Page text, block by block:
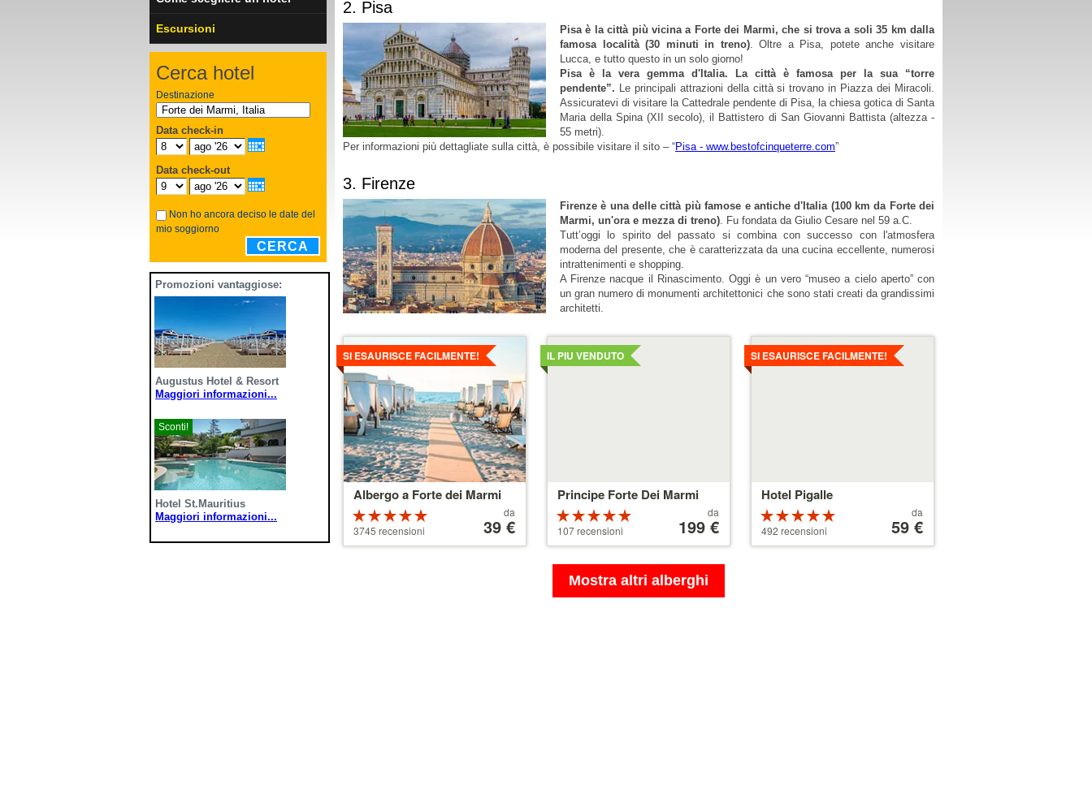
2. Pisa
Pisa è la città più vicina a Forte dei Marmi, che si trova a soli 35 km dalla
famosa località (30 minuti in treno). Oltre a Pisa, potete anche visitare
Lucca, e tutto questo in un solo giorno!
Pisa è la vera gemma d'Italia. La città è famosa per la sua “torre
pendente”. Le principali attrazioni della città si trovano in Piazza dei Miracoli.
Assicuratevi di visitare la Cattedrale pendente di Pisa, la chiesa gotica di Santa
Maria della Spina (XII secolo), il Battistero di San Giovanni Battista (altezza -
55 metri).
Per informazioni più dettagliate sulla città, è possibile visitare il sito – “Pisa - www.bestofcinqueterre.com”
3. Firenze
Firenze è una delle città più famose e antiche d'Italia (100 km da Forte dei
Marmi, un'ora e mezza di treno). Fu fondata da Giulio Cesare nel 59 a.C.
Tutt’oggi lo spirito del passato si combina con successo con l'atmosfera
moderna del presente, che è caratterizzata da una cucina eccellente, numerosi
intrattenimenti e shopping.
A Firenze nacque il Rinascimento. Oggi è un vero “museo a cielo aperto” con
un gran numero di monumenti architettonici che sono stati creati da grandissimi
architetti.
Albergo a Forte dei Marmi
SI ESAURISCE FACILMENTE!
4.5 su 5 stelle
3745 recensioni partire
da
da
39 €
Dettagli
Principe Forte Dei Marmi
IL PIU VENDUTO
5 su 5 stelle
107 recensioni partire
da
110 €
da
199 €
Dettagli
Hotel Pigalle
SI ESAURISCE FACILMENTE!
5 su 5 stelle
492 recensioni partire
da
da
59 €
Dettagli
Mostra altri alberghi
Escursioni
Cerca hotel
Destinazione
Data check-in
Data check-out
Non ho ancora deciso le date del
mio soggiorno
CERCA
Promozioni vantaggiose:
Augustus Hotel & Resort
Maggiori informazioni...
Sconti!
Hotel St.Mauritius
Maggiori informazioni...